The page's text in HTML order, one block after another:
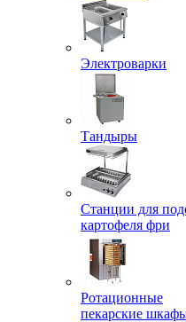
Электроварки
Тандыры
Станции для
картофеля фри
Ротационные
пекарские